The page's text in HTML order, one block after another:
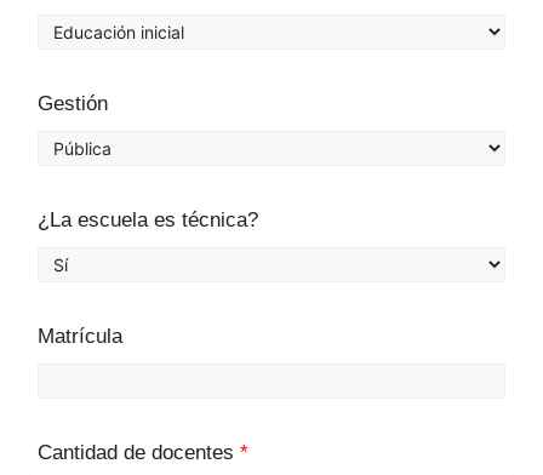
Gestión
¿La escuela es técnica?
Matrícula
Cantidad de docentes *